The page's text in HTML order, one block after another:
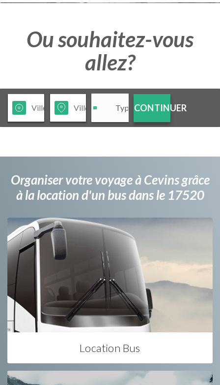
Ou souhaitez-vous
allez?
CONTINUER
Organiser votre voyage à Cevins grâce
à la location d'un bus dans le 17520
Location Bus